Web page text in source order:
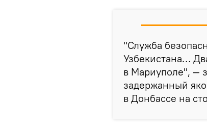
"Служба
Узбекистана…
в Мариуполе", —
задержанный
в Донбассе на